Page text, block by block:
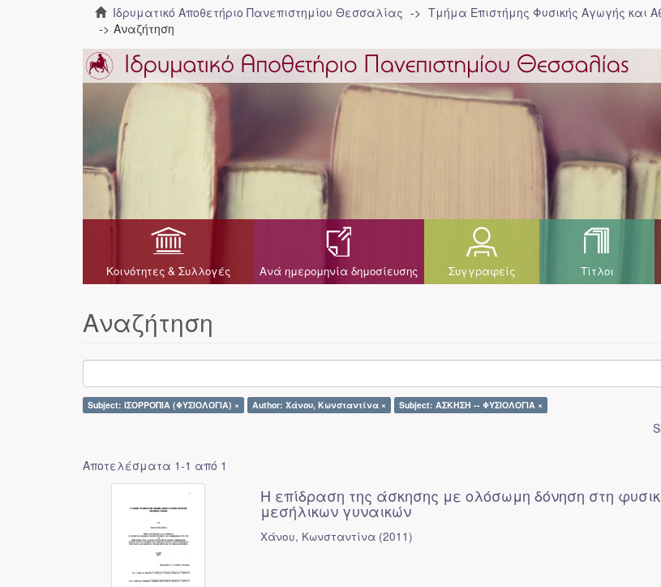
Ιδρυματικό Αποθετήριο Πανεπιστημίου Θεσσαλίας Τμήμα Επιστήμης Φυσικής Αγωγής και
Αναζήτηση
Κοινότητες & Συλλογές Ανά ημερομηνία δημοσίευσης Συγγραφείς Τίτλοι
Αναζήτηση
Subject: ΙΣΟΡΡΟΠΙΑ (ΦΥΣΙΟΛΟΓΙΑ) × Author: Χάνου, Κωνσταντίνα × Subject: ΑΣΚΗΣΗ -- ΦΥΣΙΟΛΟΓΙΑ ×
Αποτελέσματα 1-1 από 1
Η επίδραση της άσκησης με ολόσωμη δόνηση στη
μεσήλικων γυναικών
Χάνου, Κωνσταντίνα (2011)